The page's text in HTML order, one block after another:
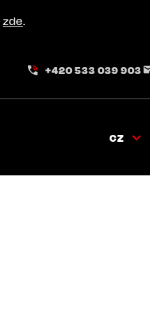
zde.
+420 533 039 903
CZ